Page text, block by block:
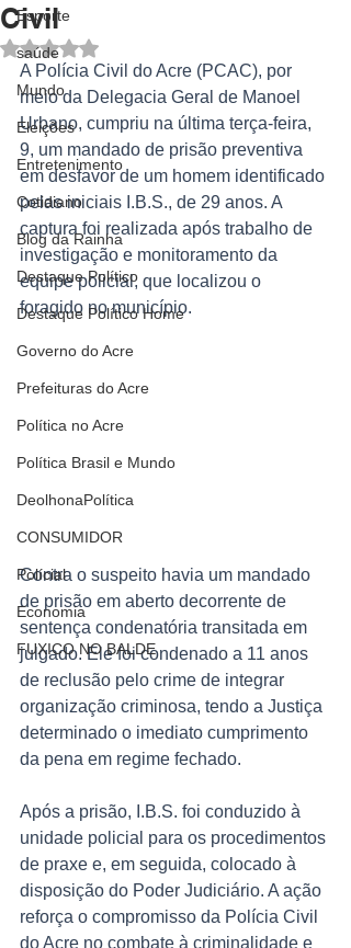
Esporte
saúde
Mundo
Eleições
Entretenimento
Cotidiano
Blog da Rainha
Destaque Político
Destaque Político Home
Governo do Acre
Prefeituras do Acre
Política no Acre
Política Brasil e Mundo
DeolhonaPolítica
CONSUMIDOR
Polícial
Economia
FUXICO NO BALDE
Civil
Avaliado com NaN de 5 estrelas.
A Polícia Civil do Acre (PCAC), por
meio da Delegacia Geral de Manoel
Urbano, cumpriu na última terça-feira,
9, um mandado de prisão preventiva
em desfavor de um homem identificado
pelas iniciais I.B.S., de 29 anos. A
captura foi realizada após trabalho de
investigação e monitoramento da
equipe policial, que localizou o
foragido no município.
Contra o suspeito havia um mandado
de prisão em aberto decorrente de
sentença condenatória transitada em
julgado. Ele foi condenado a 11 anos
de reclusão pelo crime de integrar
organização criminosa, tendo a Justiça
determinado o imediato cumprimento
da pena em regime fechado.
Após a prisão, I.B.S. foi conduzido à
unidade policial para os procedimentos
de praxe e, em seguida, colocado à
disposição do Poder Judiciário. A ação
reforça o compromisso da Polícia Civil
do Acre no combate à criminalidade e